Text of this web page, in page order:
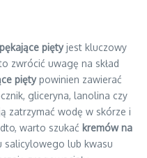
piętyjest kluczowy
zwrócić uwagę na skład
piętypowinien zawierać
gliceryna, lanolina czy
zatrzymać wodę w skórze i
warto szukać kremów na
salicylowego lub kwasu